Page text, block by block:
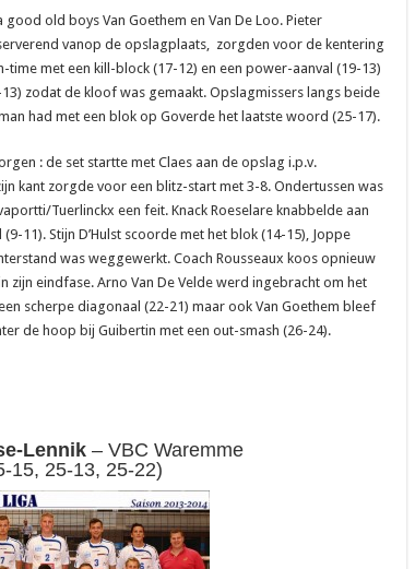
old boys Van Goethem en Van De Loo. Pieter
vanop de opslagplaats, zorgden voor de kentering
time met een kill-block (17-12) en een power-aanval (19-13)
zodat de kloof was gemaakt. Opslagmissers langs beide
had met een blok op Goverde het laatste woord (25-17).
: de set startte met Claes aan de opslag i.p.v.
kant zorgde voor een blitz-start met 3-8. Ondertussen was
Tuerlinckx een feit. Knack Roeselare knabbelde aan
11). Stijn D’Hulst scoorde met het blok (14-15), Joppe
was weggewerkt. Coach Rousseaux koos opnieuw
eindfase. Arno Van De Velde werd ingebracht om het
scherpe diagonaal (22-21) maar ook Van Goethem bleef
de hoop bij Guibertin met een out-smash (26-24).
Lennik– VBC Waremme
15, 25-13, 25-22)